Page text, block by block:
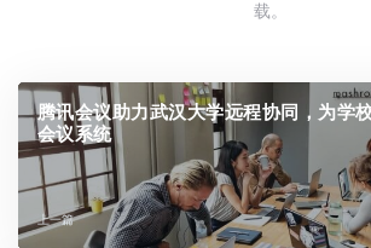
载。
腾讯会议助力武汉大学远程协同，为学
会议系统
上一篇